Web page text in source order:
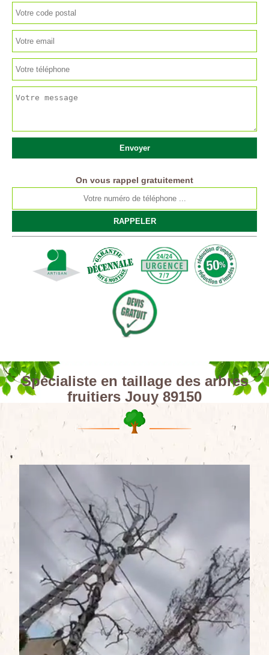
On vous rappel gratuitement
Spécialiste en taillage des arbres
fruitiers Jouy 89150